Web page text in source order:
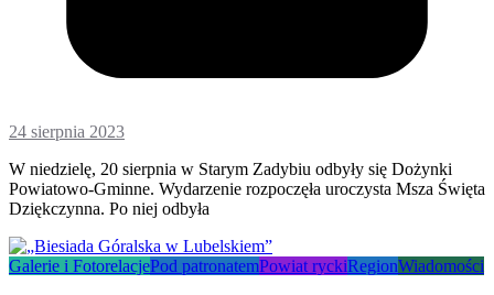
24 sierpnia 2023
W niedzielę, 20 sierpnia w Starym Zadybiu odbyły się Dożynki
Powiatowo-Gminne. Wydarzenie rozpoczęła uroczysta Msza Święta
Dziękczynna. Po niej odbyła
Galerie i FotorelacjePod patronatemPowiat ryckiRegionWiadomości